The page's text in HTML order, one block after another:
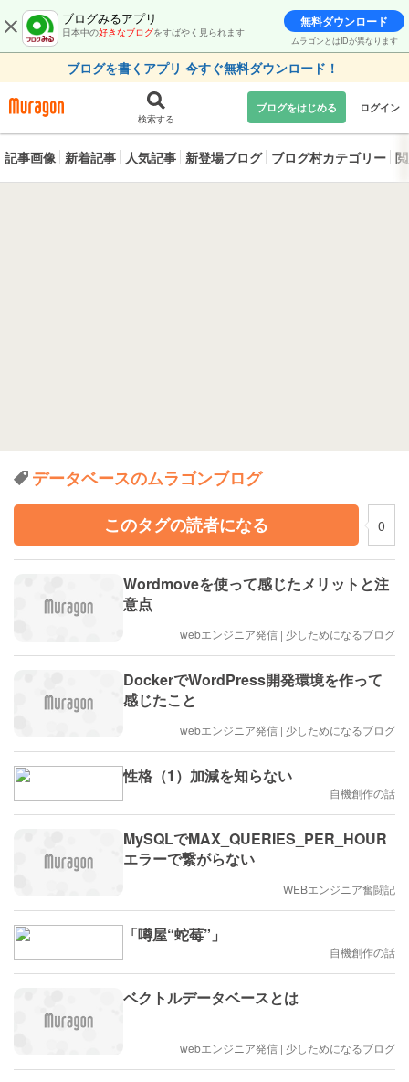
ブログみるアプリ
日本中の好きなブログをすばやく見られます
無料ダウンロード
ムラゴンとはIDが異なります
ブログを書くアプリ 今すぐ無料ダウンロード！
検索する
ブログをはじめる ログイン
記事画像 新着記事 人気記事 新登場ブログ ブログ村カテゴリー
データベースのムラゴンブログ
このタグの読者になる
0
Wordmoveを使って感じたメリットと注
意点
webエンジニア発信 | 少しためになるブログ
DockerでWordPress開発環境を作って
感じたこと
webエンジニア発信 | 少しためになるブログ
性格（1）加減を知らない
自機創作の話
MySQLでMAX_QUERIES_PER_HOUR
エラーで繋がらない
WEBエンジニア奮闘記
「噂屋“蛇莓”」
自機創作の話
ベクトルデータベースとは
webエンジニア発信 | 少しためになるブログ